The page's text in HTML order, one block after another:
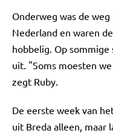
Onderweg was de
Nederland en waren
hobbelig. Op
uit. "Soms moesten
zegt Ruby.
De eerste week van
uit Breda alleen, maar